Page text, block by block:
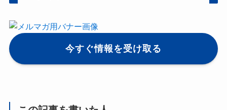
今すぐ情報を受け取る